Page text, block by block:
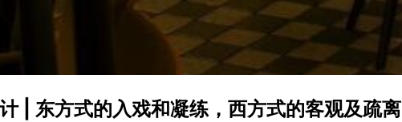
| 东方式的入戏和凝练，西方式的客观及疏离